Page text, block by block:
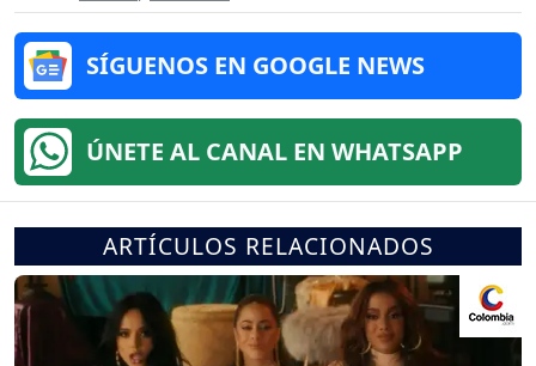
SÍGUENOS EN GOOGLE NEWS
ÚNETE AL CANAL EN WHATSAPP
ARTÍCULOS RELACIONADOS